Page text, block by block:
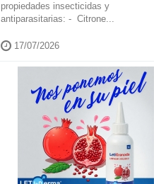
propiedades insecticidas y
antiparasitarias: - Citrone...
17/07/2026